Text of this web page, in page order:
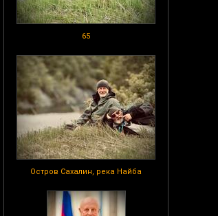
65
Остров Сахалин, река Найба